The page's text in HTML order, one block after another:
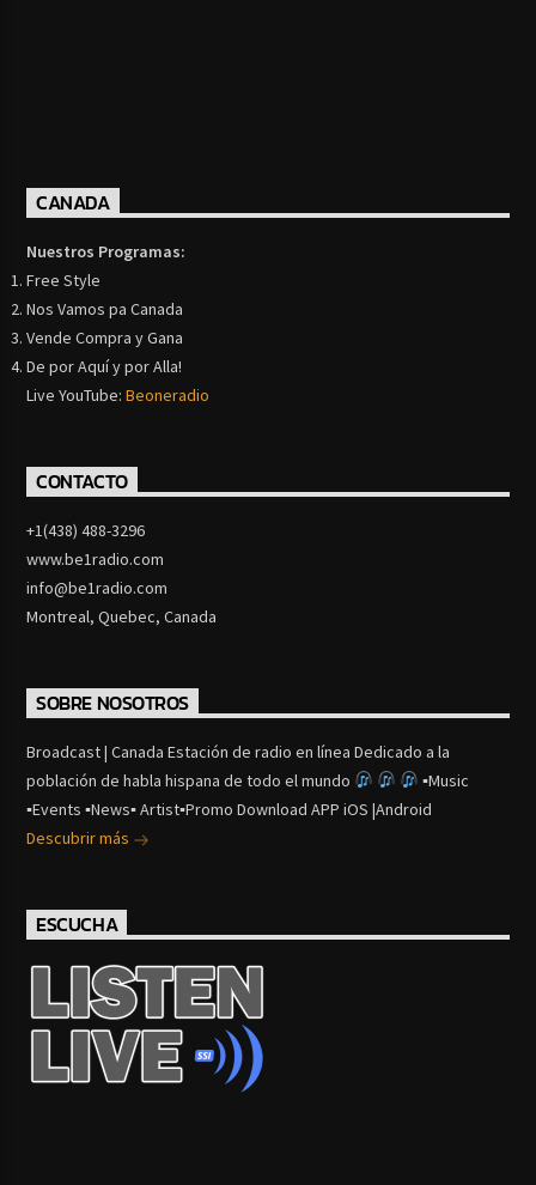
CANADA
Nuestros Programas:
Free Style
Nos Vamos pa Canada
Vende Compra y Gana
De por Aquí y por Alla!
Live YouTube:Beoneradio
CONTACTO
+1(438) 488-3296
www.be1radio.com
info@be1radio.com
Montreal, Quebec, Canada
SOBRE NOSOTROS
Broadcast | Canada Estación de radio en línea Dedicado a la
población de habla hispana de todo el mundo
▪Music
▪Events ▪News▪ Artist▪Promo Download APP iOS |Android
Descubrir más
ESCUCHA